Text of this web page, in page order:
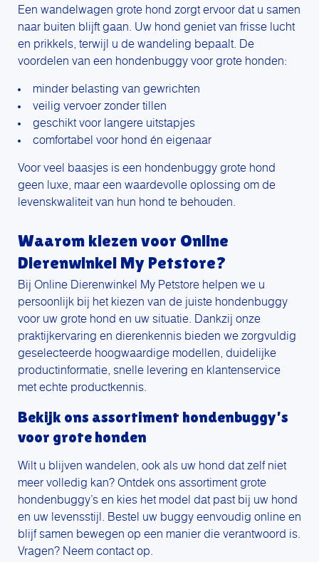
Een wandelwagen grote hond zorgt ervoor dat u samen
naar buiten blijft gaan. Uw hond geniet van frisse lucht
en prikkels, terwijl u de wandeling bepaalt. De
voordelen van een hondenbuggy voor grote honden:
minder belasting van gewrichten
veilig vervoer zonder tillen
geschikt voor langere uitstapjes
comfortabel voor hond én eigenaar
Voor veel baasjes is een hondenbuggy grote hond
geen luxe, maar een waardevolle oplossing om de
levenskwaliteit van hun hond te behouden.
Waarom kiezen voor Online
Dierenwinkel My Petstore?
Bij Online Dierenwinkel My Petstore helpen we u
persoonlijk bij het kiezen van de juiste hondenbuggy
voor uw grote hond en uw situatie. Dankzij onze
praktijkervaring en dierenkennis bieden we zorgvuldig
geselecteerde hoogwaardige modellen, duidelijke
productinformatie, snelle levering en klantenservice
met echte productkennis.
Bekijk ons assortiment hondenbuggy’s
voor grote honden
Wilt u blijven wandelen, ook als uw hond dat zelf niet
meer volledig kan? Ontdek ons assortiment grote
hondenbuggy’s en kies het model dat past bij uw hond
en uw levensstijl. Bestel uw buggy eenvoudig online en
blijf samen bewegen op een manier die verantwoord is.
Vragen? Neem contact op.